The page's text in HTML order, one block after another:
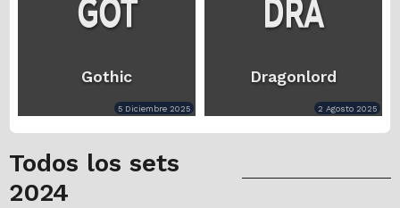
Gothic
5 Diciembre 2025
Dragonlord
2 Agosto 2025
Todos los sets
2024